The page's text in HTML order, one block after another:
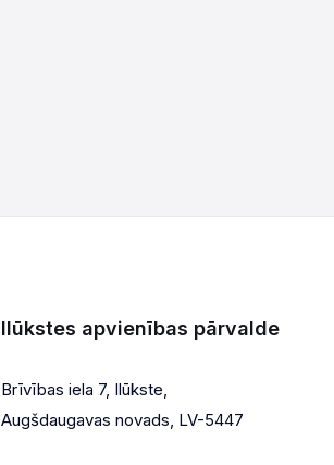
Ilūkstes apvienības pārvalde
Brīvības iela 7, Ilūkste,
Augšdaugavas novads, LV-5447